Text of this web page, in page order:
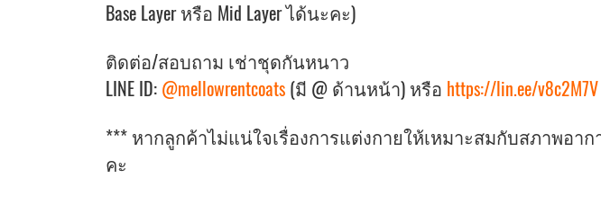
Base Layer หรือ Mid Layer ได้นะคะ)
ติดต่อ/สอบถาม เช่าชุดกันหนาว
LINE ID: @mellowrentcoats (มี @ ด้านหน้า) หรือ https://lin.ee/v8c2M7V
*** หากลูกค้าไม่แน่ใจเรื่องการแต่งกายให้เหมาะสมกับสภาพอ
คะ